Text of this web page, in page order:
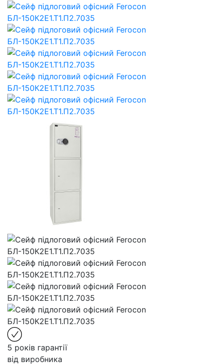
5 років гарантії
від виробника